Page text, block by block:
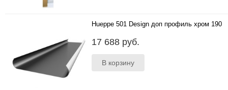
Hueppe 501 Design доп профиль хром 190
17 688 руб.